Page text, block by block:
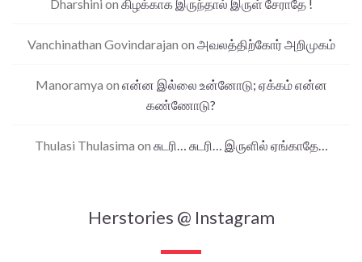
Dharshini on கிழக்காக இருந்தால் இருள் சேராதே !
Vanchinathan Govindarajan on அவலத்திற்கோர் அறிமுகம்
Manoramya on என்ன இல்லை உன்னோடு; ஏக்கம் என்ன
கண்ணோடு?
Thulasi Thulasima on சுடரி… சுடரி… இருளில் ஏங்காதே…
Herstories @ Instagram